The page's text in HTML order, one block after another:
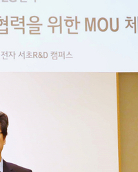
중국산 車 수입 1
고 1위
9
제네시스-대한항공
1만마일 쏜다
대한항공, 美 아처
발…국산화 발판